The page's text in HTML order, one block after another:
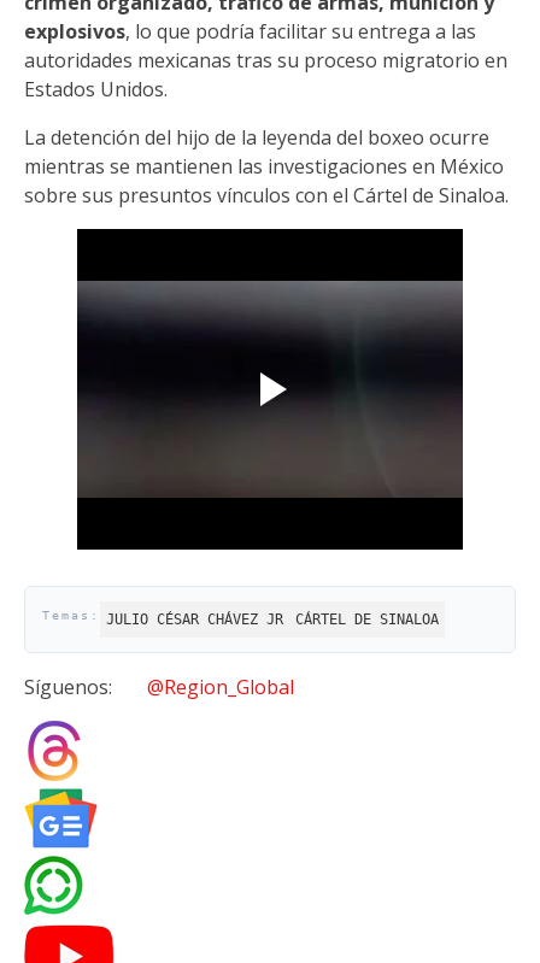
explosivos, lo que podría facilitar su entrega a las
autoridades mexicanas tras su proceso migratorio en
Estados Unidos.
La detención del hijo de la leyenda del boxeo ocurre
mientras se mantienen las investigaciones en México
sobre sus presuntos vínculos con el Cártel de Sinaloa.
JULIO CÉSAR CHÁVEZ JR CÁRTEL DE SINALOA
Síguenos: @Region_Global